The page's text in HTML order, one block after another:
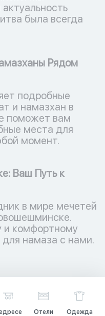
была всегда
Рядом
подробные
и намазхан в
поможет вам
места для
момент.
Ваш Путь к
в мире мечетей
и комфортному
намаза с нами.
Отели Одежда